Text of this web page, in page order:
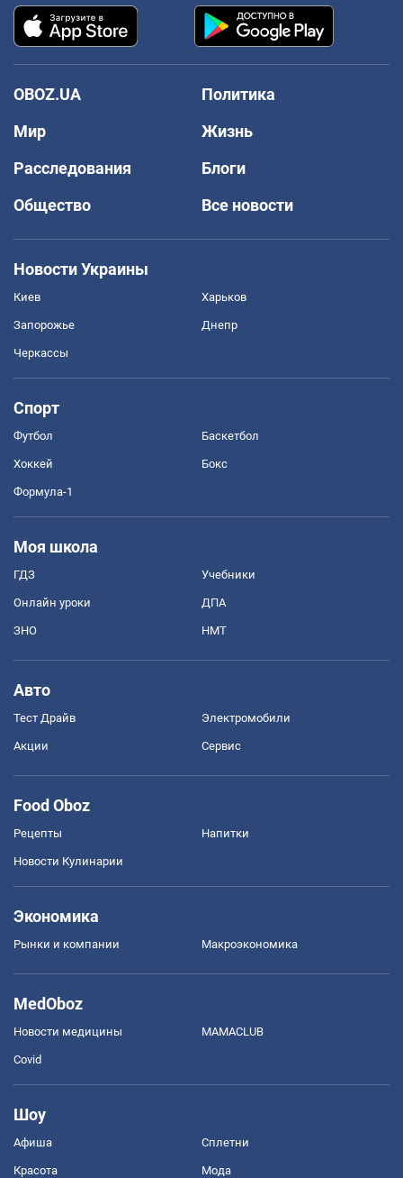
OBOZ.UA
Политика
Мир
Жизнь
Расследования
Блоги
Общество
Все новости
Новости Украины
Киев Харьков
Запорожье Днепр
Черкассы
Спорт
Футбол Баскетбол
Хоккей Бокс
Формула-1
Моя школа
ГДЗ Учебники
Онлайн уроки ДПА
ЗНО НМТ
Авто
Тест Драйв Электромобили
Акции Сервис
Food Oboz
Рецепты Напитки
Новости Кулинарии
Экономика
Рынки и компании Mакроэкономика
MedOboz
Новости медицины MAMACLUB
Covid
Шоу
Афиша Сплетни
Красота Мода